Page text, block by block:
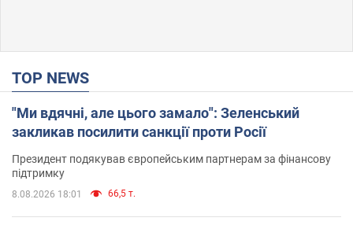
TOP NEWS
"Ми вдячні, але цього замало": Зеленський
закликав посилити санкції проти Росії
Президент подякував європейським партнерам за фінансову
підтримку
8.08.2026 18:01 66,5 т.